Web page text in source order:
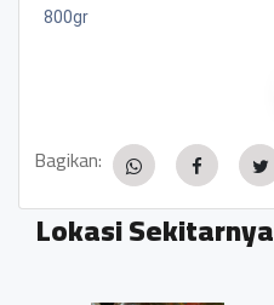
800gr
Bagikan:
Lokasi Sekitarnya